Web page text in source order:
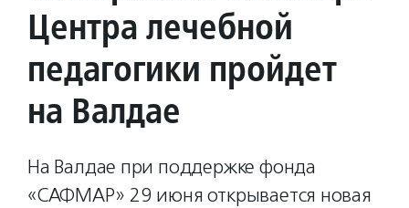
Центра лечебной
педагогики пройдет
на Валдае
На Валдае при поддержке фонда
«САФМАР» 29 июня открывается новая